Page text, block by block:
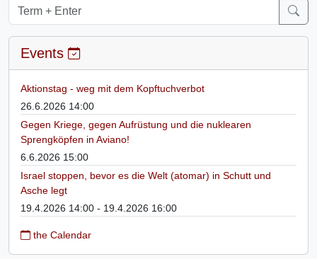
Events
Aktionstag - weg mit dem Kopftuchverbot
26.6.2026 14:00
Gegen Kriege, gegen Aufrüstung und die nuklearen
Sprengköpfen in Aviano!
6.6.2026 15:00
Israel stoppen, bevor es die Welt (atomar) in Schutt und
Asche legt
19.4.2026 14:00 - 19.4.2026 16:00
the Calendar